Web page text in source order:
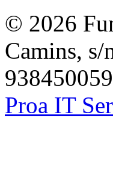
© 2026
Camins,
Proa IT